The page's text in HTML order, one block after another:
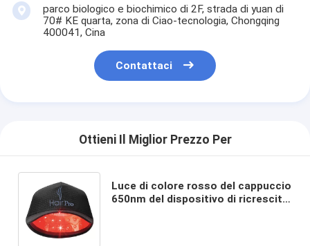
parco biologico e biochimico di 2F, strada di yuan di
70# KE quarta, zona di Ciao-tecnologia, Chongqing
400041, Cina
Contattaci
Ottieni Il Miglior Prezzo Per
Luce di colore rosso del cappuccio
650nm del dispositivo di ricrescita